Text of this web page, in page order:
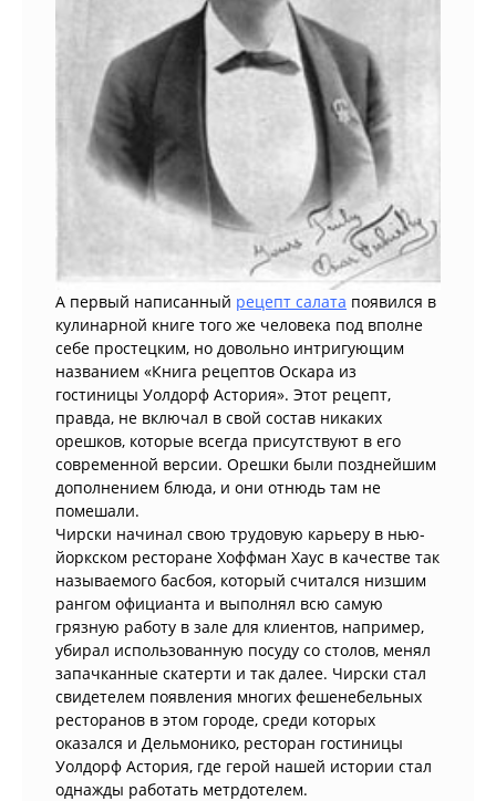
А первый написанный рецепт салата появился в
кулинарной книге того же человека под вполне
себе простецким, но довольно интригующим
названием «Книга рецептов Оскара из
гостиницы Уолдорф Астория». Этот рецепт,
правда, не включал в свой состав никаких
орешков, которые всегда присутствуют в его
современной версии. Орешки были позднейшим
дополнением блюда, и они отнюдь там не
помешали.
Чирски начинал свою трудовую карьеру в нью-
йоркском ресторане Хоффман Хаус в качестве так
называемого басбоя, который считался низшим
рангом официанта и выполнял всю самую
грязную работу в зале для клиентов, например,
убирал использованную посуду со столов, менял
запачканные скатерти и так далее. Чирски стал
свидетелем появления многих фешенебельных
ресторанов в этом городе, среди которых
оказался и Дельмонико, ресторан гостиницы
Уолдорф Астория, где герой нашей истории стал
однажды работать метрдотелем.